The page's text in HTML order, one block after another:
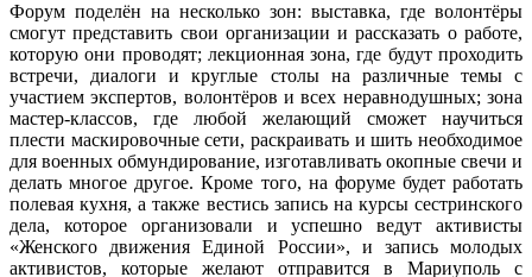
Форум поделён на несколько зон: выставка, где волонтёры
смогут представить свои организации и рассказать о работе,
которую они проводят; лекционная зона, где будут проходить
встречи, диалоги и круглые столы на различные темы с
участием экспертов, волонтёров и всех неравнодушных; зона
мастер-классов, где любой желающий сможет научиться
плести маскировочные сети, раскраивать и шить необходимое
для военных обмундирование, изготавливать окопные свечи и
делать многое другое. Кроме того, на форуме будет работать
полевая кухня, а также вестись запись на курсы сестринского
дела, которое организовали и успешно ведут активисты
«Женского движения Единой России», и запись молодых
активистов, которые желают отправится в Мариуполь с